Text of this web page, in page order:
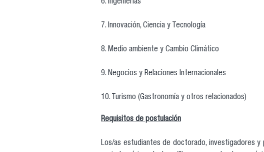
6. Ingenierías
7. Innovación, Ciencia y Tecnología
8. Medio ambiente y Cambio Climático
9. Negocios y Relaciones Internacionales
10. Turismo (Gastronomía y otros relacionados)
Requisitos de postulación
Los/as estudiantes de doctorado, investigadores